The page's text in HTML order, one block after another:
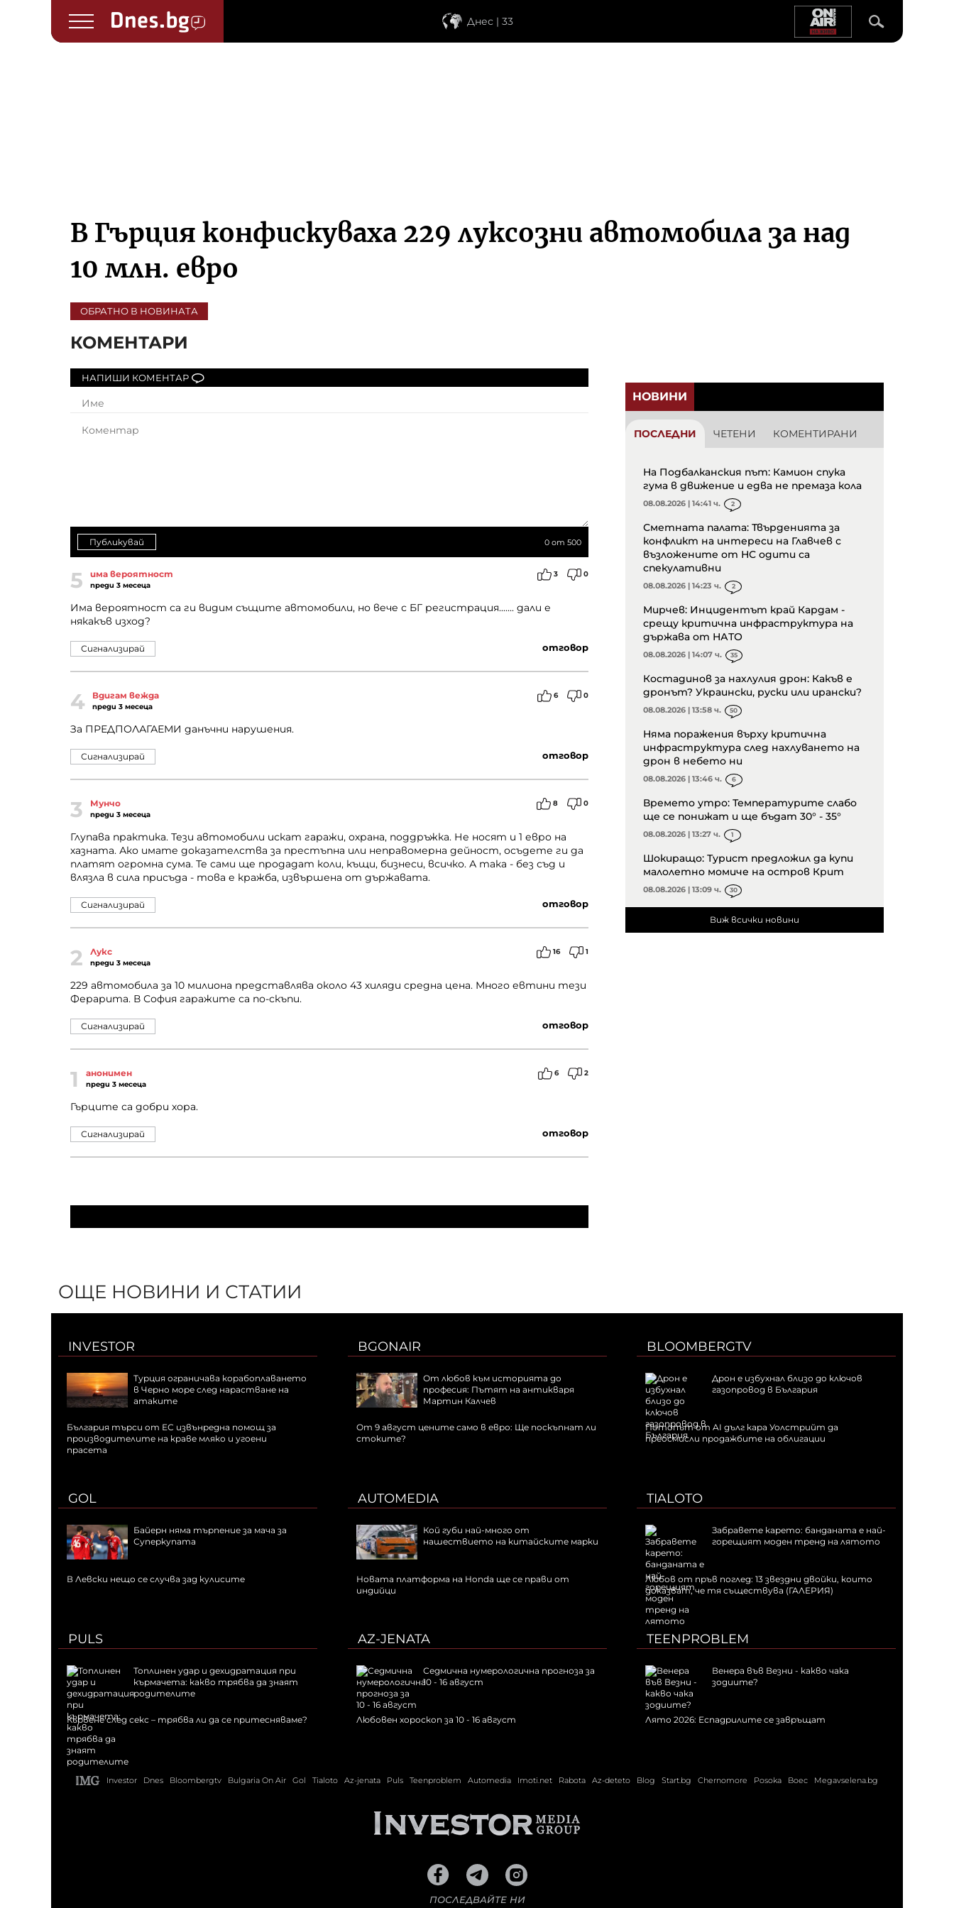
Днес | 33
В Гърция конфискуваха 229 луксозни автомобила за над
10 млн. евро
ОБРАТНО В НОВИНАТА
КОМЕНТАРИ
НАПИШИ КОМЕНТАР
0 от 500
Публикувай
5 има вероятност
преди 3 месеца
3 0
Има вероятност са ги видим същите автомобили, но вече с БГ регистрация....... дали е
някакъв изход?
отговор
Сигнализирай
4 Вдигам вежда
преди 3 месеца
6 0
За ПРЕДПОЛАГАЕМИ данъчни нарушения.
отговор
Сигнализирай
3 Мунчо
преди 3 месеца
8 0
Глупава практика. Тези автомобили искат гаражи, охрана, поддръжка. Не носят и 1 евро на
хазната. Ако имате доказателства за престъпна или неправомерна дейност, осъдете ги да
платят огромна сума. Те сами ще продадат коли, къщи, бизнеси, всичко. А така - без съд и
влязла в сила присъда - това е кражба, извършена от държавата.
отговор
Сигнализирай
2 Лукс
преди 3 месеца
16 1
229 автомобила за 10 милиона представлява около 43 хиляди средна цена. Много евтини тези
Ферарита. В София гаражите са по-скъпи.
отговор
Сигнализирай
1 анонимен
преди 3 месеца
6 2
Гърците са добри хора.
отговор
Сигнализирай
НОВИНИ
ПОСЛЕДНИ ЧЕТЕНИ КОМЕНТИРАНИ
На Подбалканския път: Камион спука
гума в движение и едва не премаза кола
08.08.2026 | 14:41 ч. 2
Сметната палата: Твърденията за
конфликт на интереси на Главчев с
възложените от НС одити са
спекулативни
08.08.2026 | 14:23 ч. 2
Мирчев: Инцидентът край Кардам -
срещу критична инфраструктура на
държава от НАТО
08.08.2026 | 14:07 ч. 35
Костадинов за нахлулия дрон: Какъв е
дронът? Украински, руски или ирански?
08.08.2026 | 13:58 ч. 50
Няма поражения върху критична
инфраструктура след нахлуването на
дрон в небето ни
08.08.2026 | 13:46 ч. 6
Времето утро: Температурите слабо
ще се понижат и ще бъдат 30° - 35°
08.08.2026 | 13:27 ч. 1
Шокиращо: Турист предложил да купи
малолетно момиче на остров Крит
08.08.2026 | 13:09 ч. 30
Виж всички новини
ОЩЕ НОВИНИ И СТАТИИ
INVESTOR
Турция ограничава корабоплаването
в Черно море след нарастване на
атаките
България търси от ЕС извънредна помощ за
производителите на краве мляко и угоени
прасета
BGONAIR
От любов към историята до
професия: Пътят на антикваря
Мартин Калчев
От 9 август цените само в евро: Ще поскъпнат ли
стоките?
BLOOMBERGTV
Дрон е избухнал близо до ключов
газопровод в България
Потопът от AI дълг кара Уолстрийт да
преосмисли продажбите на облигации
GOL
Байерн няма търпение за мача за
Суперкупата
В Левски нещо се случва зад кулисите
AUTOMEDIA
Кой губи най-много от
нашествието на китайските марки
Новата платформа на Honda ще се прави от
индийци
TIALOTO
Забравете карето: банданата е най-
горещият моден тренд на лятото
Любов от пръв поглед: 13 звездни двойки, които
доказват, че тя съществува (ГАЛЕРИЯ)
PULS
Топлинен удар и дехидратация при
кърмачета: какво трябва да знаят
родителите
Кървене след секс – трябва ли да се притесняваме?
AZ-JENATA
Седмична нумерологична прогноза за
10 - 16 август
Любовен хороскоп за 10 - 16 август
TEENPROBLEM
Венера във Везни - какво чака
зодиите?
Лято 2026: Еспадрилите се завръщат
Investor Dnes Bloombergtv Bulgaria On Air Gol Tialoto Az-jenata Puls Teenproblem Automedia Imoti.net Rabota Az-deteto Blog Start.bg Chernomore Posoka Boec Megavselena.bg
ПОСЛЕДВАЙТЕ НИ